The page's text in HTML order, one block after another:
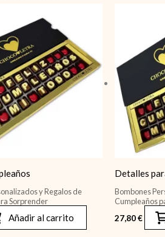
y Regalos de
Sorprender
Añadir al carrito
Detalles
Bombones
Cumpleaños
27,80€